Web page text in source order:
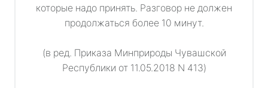
которые надо принять. Разговор не должен
продолжаться более 10 минут.
(в ред. Приказа Минприроды Чувашской
Республики от 11.05.2018 N 413)